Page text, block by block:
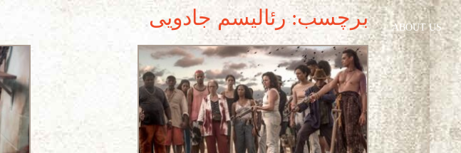
ABOUT US برچسب: رئالیسم جادویی